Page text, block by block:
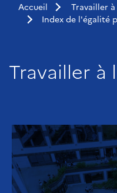
Accueil
Travailler
Index de l'égalité
Travailler à